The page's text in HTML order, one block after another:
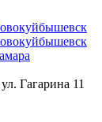
Гагарина 11